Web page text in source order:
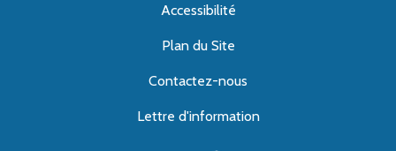
Accessibilité
Plan du Site
Contactez-nous
Lettre d'information